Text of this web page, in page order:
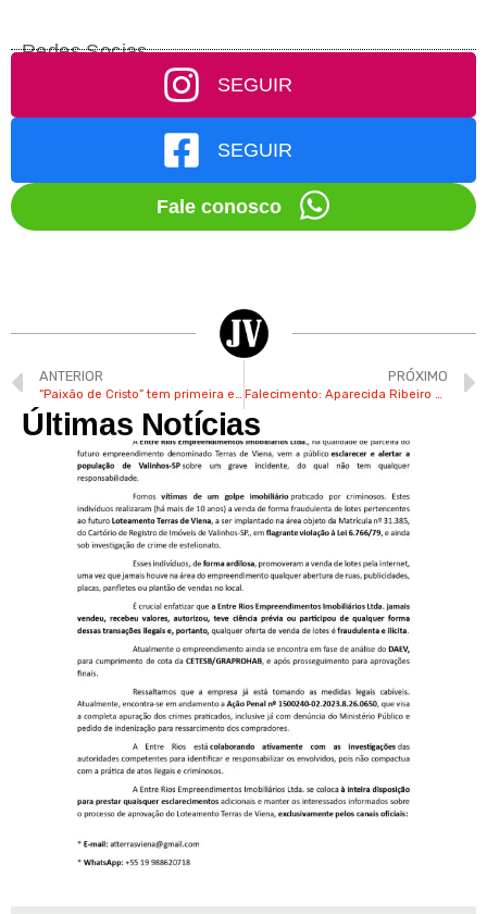
Redes Socias
SEGUIR
SEGUIR
Fale conosco
ANTERIOR
“Paixão de Cristo” tem primeira encenação nesta 5ª em Valinhos
PRÓXIMO
Falecimento: Aparecida Ribeiro Garcia (Dona Cidinha)
Últimas Notícias